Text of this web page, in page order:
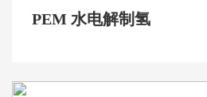
PEM 水电解制氢